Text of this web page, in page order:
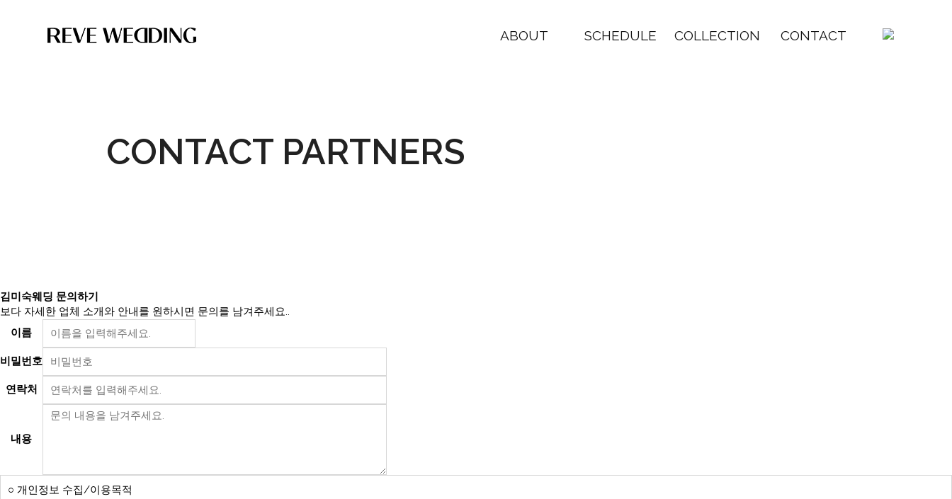
ABOUT SCHEDULE COLLECTION CONTACT
CONTACT PARTNERS
김미숙웨딩 문의하기
보다 자세한 업체 소개와 안내를 원하시면 문의를 남겨주세요..
이름
비밀번호
연락처
내용